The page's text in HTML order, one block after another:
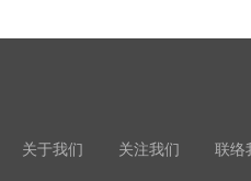
关于我们 关注我们 联络